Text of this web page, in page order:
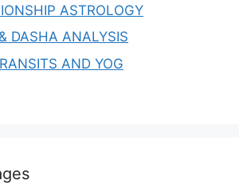
ASTROLOGY
DASHA ANALYSIS
AND YOG